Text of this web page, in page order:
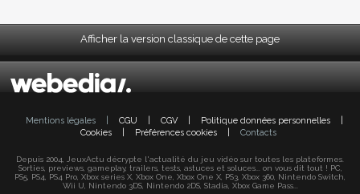
Afficher la version classique de cette page
Mentions légales CGU CGV Politique données personnelles
Cookies
Préférences cookies Contacts
Depuis 2004, JeuxActu décrypte l'actualité du jeu vidéo sur toutes les plateformes.
Sorties, previews, gameplay, trailers, tests, astuces et soluces... on vous dit tout ! PC,
PS5, PS4, PS4 Pro, Xbox series X, Xbox One, Xbox One X, PS3, Xbox 360, Nintendo Switch,
Wii U, Nintendo 3DS, Nintendo 2DS, Stadia, Xbox Game Pass...